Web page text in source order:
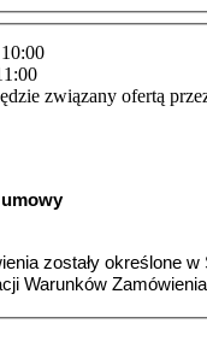
związany ofertą
zostały określone
Warunków